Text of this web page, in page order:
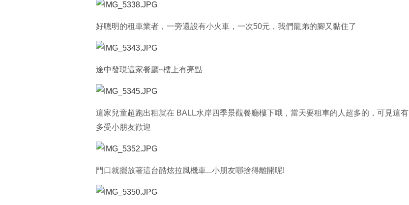
好聰明的租車業者，一旁還設有小火車，一次50元，我們龍弟的腳又黏住了
途中發現這家餐廳~樓上有亮點
這家兒童超跑出租就在 BALL水岸四季景觀餐廳樓下哦，當天要租車的人超多的，可見這有
多受小朋友歡迎
門口就擺放著這台酷炫拉風機車...小朋友哪捨得離開呢!